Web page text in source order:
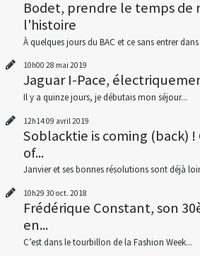
Bodet, prendre le temps de
l'histoire
À quelques jours du BAC et ce sans entrer dans
10h00 28 mai 2019
Jaguar I-Pace,
Il y a quinze jours, je débutais mon séjour...
12h1409 avril 2019
Soblacktie is coming (back) !
of...
Janvier et ses bonnes résolutions sont déjà
10h29 30 oct. 2018
Frédérique Constant, son
en...
C’est dans le tourbillon de la Fashion Week...